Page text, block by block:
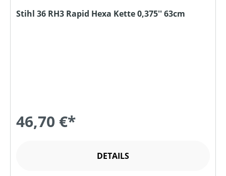
Stihl 36 RH3 Rapid Hexa Kette 0,375'' 63cm
46,70 €*
DETAILS